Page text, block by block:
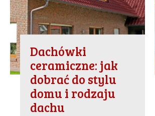
Dachówki
ceramiczne: jak
dobrać do stylu
domu i rodzaju
dachu